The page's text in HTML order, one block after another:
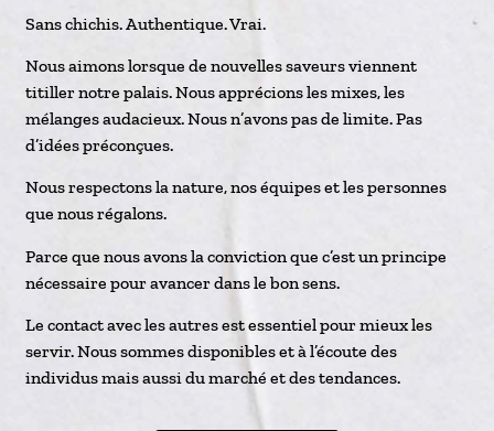
Sans chichis. Authentique. Vrai.
Nous aimons lorsque de nouvelles saveurs viennent
titiller notre palais. Nous apprécions les mixes, les
mélanges audacieux. Nous n’avons pas de limite. Pas
d’idées préconçues.
Nous respectons la nature, nos équipes et les personnes
que nous régalons.
Parce que nous avons la conviction que c’est un principe
nécessaire pour avancer dans le bon sens.
Le contact avec les autres est essentiel pour mieux les
servir. Nous sommes disponibles et à l’écoute des
individus mais aussi du marché et des tendances.